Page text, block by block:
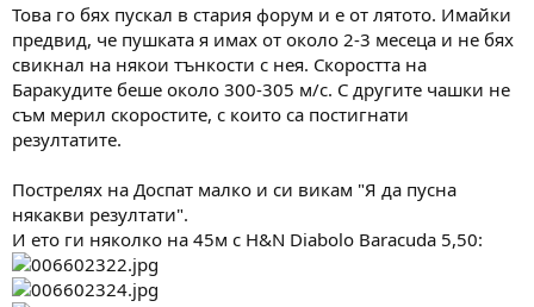
Това го бях пускал в стария форум и е от лятото. Имайки
предвид, че пушката я имах от около 2-3 месеца и не бях
свикнал на някои тънкости с нея. Скоростта на
Баракудите беше около 300-305 м/с. С другите чашки не
съм мерил скоростите, с които са постигнати
резултатите.
Пострелях на Доспат малко и си викам "Я да пусна
някакви резултати".
И ето ги няколко на 45м с H&N Diabolo Baracuda 5,50: